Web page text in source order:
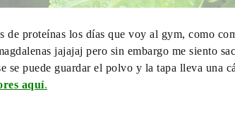
de proteínas los días que voy al gym, como
jajajaj pero sin embargo me siento
se puede guardar el polvo y la tapa lleva una
aquí.